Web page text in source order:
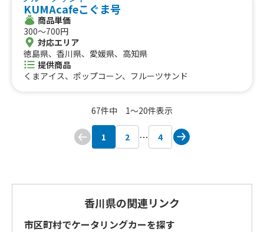
KUMAcafeこぐま号
商品単価
300〜700円
対応エリア
徳島県、香川県、愛媛県、高知県
提供商品
くまアイス、ポップコーン、フルーツサンド
67件中 1〜20件表示
1 2 4
香川県の関連リンク
市区町村でケータリングカーを探す